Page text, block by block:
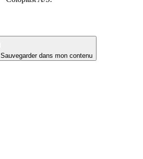
Sauvegarder dans mon contenu